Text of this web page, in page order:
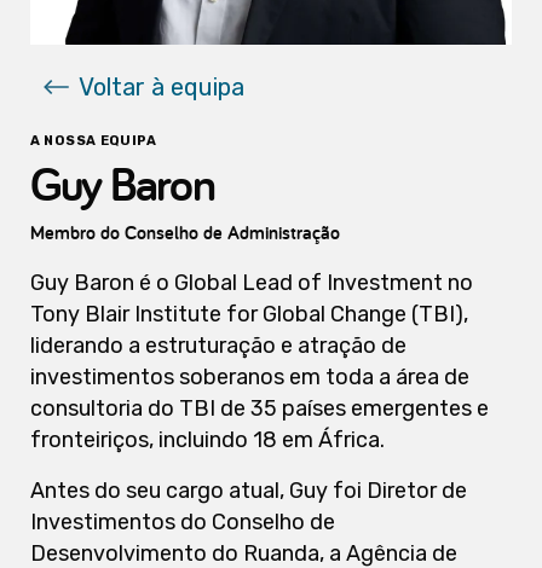
Voltar à equipa
A NOSSA EQUIPA
Guy Baron
Membro do Conselho de Administração
Guy Baron é o Global Lead of Investment no
Tony Blair Institute for Global Change (TBI),
liderando a estruturação e atração de
investimentos soberanos em toda a área de
consultoria do TBI de 35 países emergentes e
fronteiriços, incluindo 18 em África.
Antes do seu cargo atual, Guy foi Diretor de
Investimentos do Conselho de
Desenvolvimento do Ruanda, a Agência de